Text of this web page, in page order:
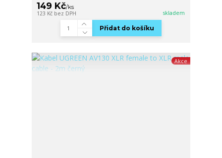
149 Kč/ks
123 Kč bez DPH skladem
Přidat do košíku
Akce